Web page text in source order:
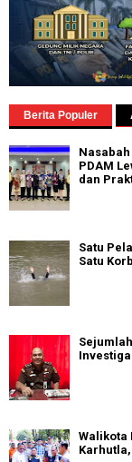
Berita Populer
PDAM
dan
Satu
Satu
Walikota